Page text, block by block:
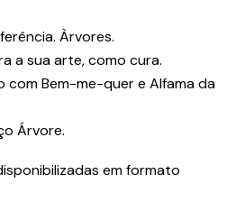
Àrvores.
a sua arte, como cura.
com Bem-me-quer e Alfama da
Árvore.
em formato